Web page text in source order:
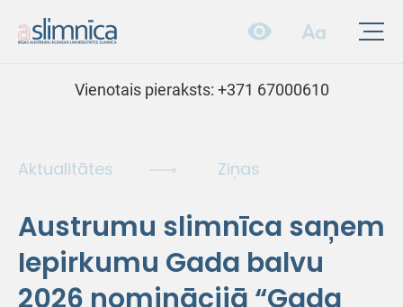
Vienotais pieraksts: +371 67000610
Aktualitātes Ziņas
Austrumu slimnīca saņem
Iepirkumu Gada balvu
2026 nominācijā “Gada